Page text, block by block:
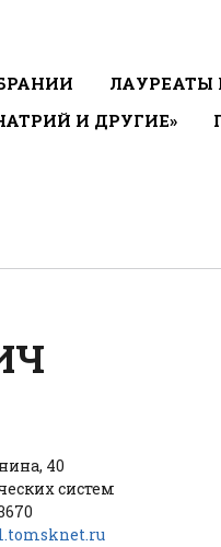
ЛАУРЕАТЫ
И ДРУГИЕ»
40
систем